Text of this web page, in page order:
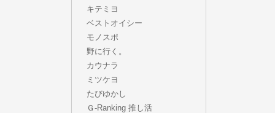
キテミヨ
ベストオイシー
モノスポ
野に行く。
カウナラ
ミツケヨ
たびゆかし
Ｇ-Ranking 推し活